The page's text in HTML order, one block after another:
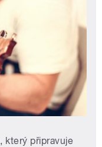
který připravuje